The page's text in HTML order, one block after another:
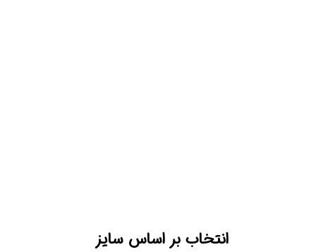
انتخاب بر اساس سایز